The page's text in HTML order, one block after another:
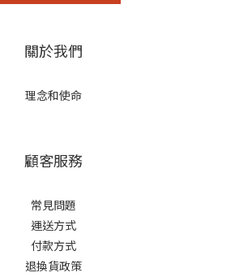
關於我們
理念和使命
顧客服務
常見問題
運送方式
付款方式
退換貨政策